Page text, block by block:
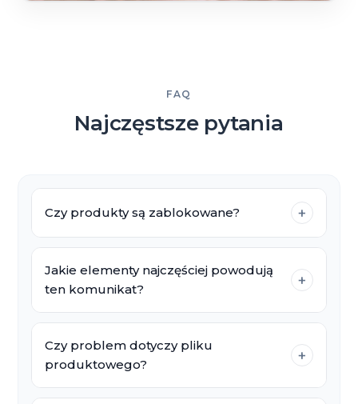
FAQ
Najczęstsze pytania
Czy produkty są zablokowane? +
Jakie elementy najczęściej powodują
ten komunikat?
+
Czy problem dotyczy pliku
produktowego?
+